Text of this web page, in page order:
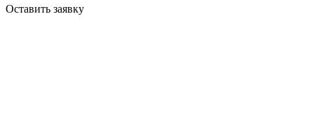
Оставить заявку